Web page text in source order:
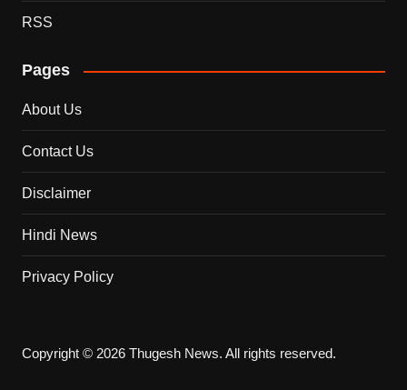
RSS
Pages
About Us
Contact Us
Disclaimer
Hindi News
Privacy Policy
Copyright © 2026 Thugesh News. All rights reserved.